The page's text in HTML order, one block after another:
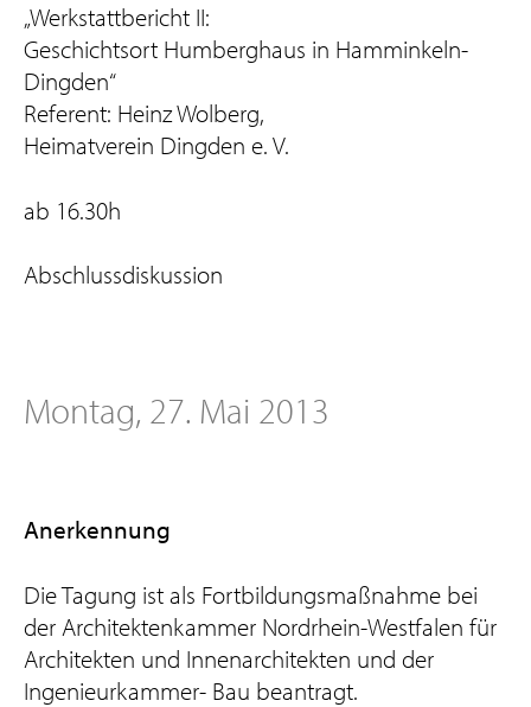
„Werkstattbericht II:
Geschichtsort Humberghaus in Hamminkeln-
Dingden“
Referent: Heinz Wolberg,
Heimatverein Dingden e. V.
ab 16.30h
Abschlussdiskussion
Montag, 27. Mai 2013
Anerkennung
Die Tagung ist als Fortbildungsmaßnahme bei
der Architektenkammer Nordrhein-Westfalen für
Architekten und Innenarchitekten und der
Ingenieurkammer- Bau beantragt.